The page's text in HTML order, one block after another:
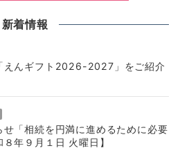
新着情報
えんギフト2026-2027」をご紹介
「相続を円満に進めるために必要
年９月１日 火曜日】